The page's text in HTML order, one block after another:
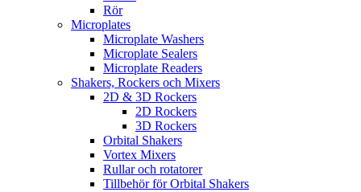
Rör
Microplates
Microplate Washers
Microplate Sealers
Microplate Readers
Shakers, Rockers och Mixers
2D & 3D Rockers
2D Rockers
3D Rockers
Orbital Shakers
Vortex Mixers
Rullar och rotatorer
Tillbehör för Orbital Shakers